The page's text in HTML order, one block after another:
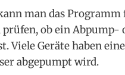
man das
ob ein Abpump-
Viele Geräte haben
abgepumpt wird.